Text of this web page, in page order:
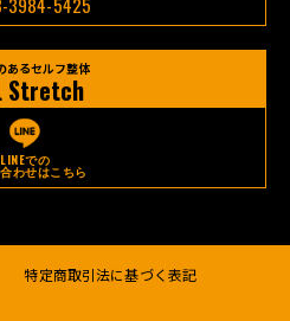
あるセルフ整体
Stretch
LINEでの
わせはこちら
特定商取引法に基づく表記